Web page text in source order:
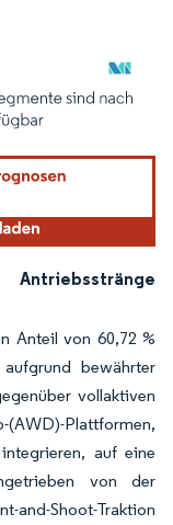
Namensnennung
Anteil von 60,72 %
bewährter
vollaktiven
Plattformen,
auf eine
von der
and-Shoot-Traktion